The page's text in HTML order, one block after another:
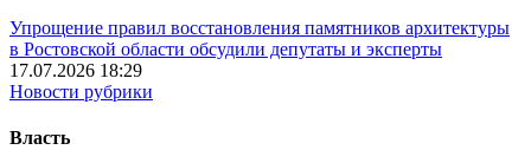
Упрощение правил восстановления памятников архитектуры
в Ростовской области обсудили депутаты и эксперты
17.07.2026 18:29
Новости рубрики
Власть